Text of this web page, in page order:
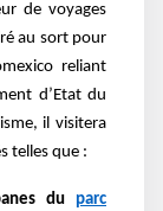
de voyages
au sort pour
reliant
d’Etat du
il visitera
telles que :
du
parc